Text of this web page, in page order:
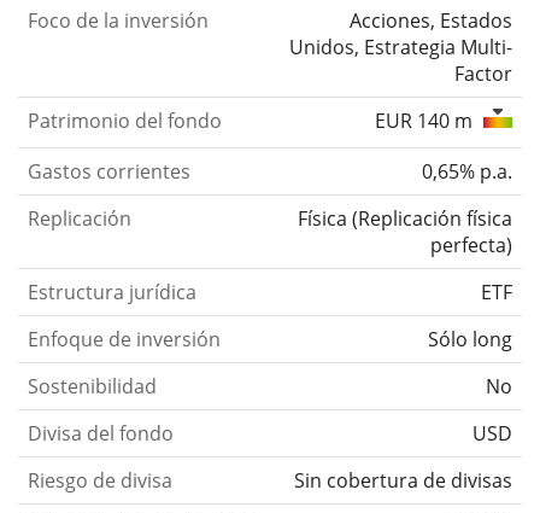
Foco de la inversión
Acciones, Estados
Unidos, Estrategia Multi-
Factor
Patrimonio del fondo
EUR 140 m
Gastos corrientes
0,65% p.a.
Replicación
Física (Replicación física
perfecta)
Estructura jurídica
ETF
Enfoque de inversión
Sólo long
Sostenibilidad
No
Divisa del fondo
USD
Riesgo de divisa
Sin cobertura de divisas